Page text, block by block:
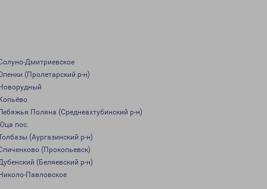
Дмитриевское
(Пролетарский р-н)
Поляна (Среднеахтубинский р-н)
пос.
(Аургазинский р-н)
(Прокопьевск)
(Беляевский р-н)
Павловское